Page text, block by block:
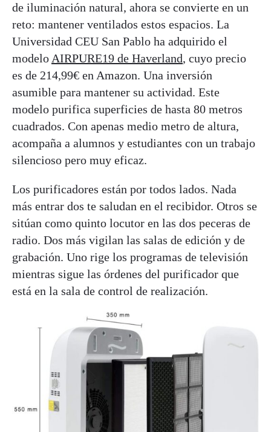
de iluminación natural, ahora se convierte en un
reto: mantener ventilados estos espacios. La
Universidad CEU San Pablo ha adquirido el
modelo AIRPURE19 de Haverland, cuyo precio
es de 214,99€ en Amazon. Una inversión
asumible para mantener su actividad. Este
modelo purifica superficies de hasta 80 metros
cuadrados. Con apenas medio metro de altura,
acompaña a alumnos y estudiantes con un trabajo
silencioso pero muy eficaz.
Los purificadores están por todos lados. Nada
más entrar dos te saludan en el recibidor. Otros se
sitúan como quinto locutor en las dos peceras de
radio. Dos más vigilan las salas de edición y de
grabación. Uno rige los programas de televisión
mientras sigue las órdenes del purificador que
está en la sala de control de realización.